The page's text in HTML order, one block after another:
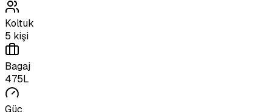
Koltuk
5 kişi
Bagaj
475L
Güç